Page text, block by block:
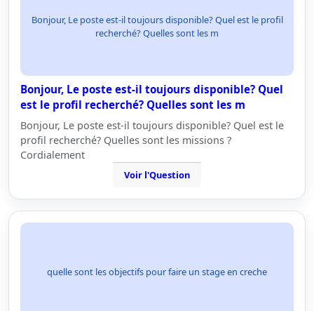
Bonjour, Le poste est-il toujours disponible? Quel est le profil
recherché? Quelles sont les m
Bonjour, Le poste est-il toujours disponible? Quel
est le profil recherché? Quelles sont les m
Bonjour, Le poste est-il toujours disponible? Quel est le
profil recherché? Quelles sont les missions ?
Cordialement
Voir l'Question
quelle sont les objectifs pour faire un stage en creche